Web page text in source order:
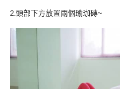
2.頭部下方放置兩個瑜珈磚~